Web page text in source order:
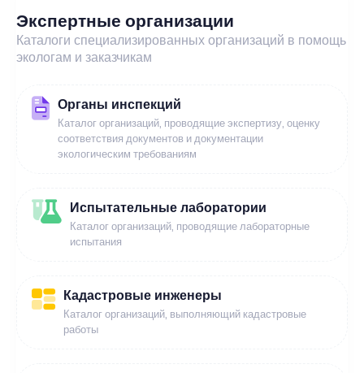
Экспертные организации
Каталоги специализированных организаций в помощь
экологам и заказчикам
Органы инспекций
Каталог организаций, проводящие экспертизу, оценку
соответствия документов и документации
экологическим требованиям
Испытательные лаборатории
Каталог организаций, проводящие лабораторные
испытания
Кадастровые инженеры
Каталог организаций, выполняющий кадастровые
работы